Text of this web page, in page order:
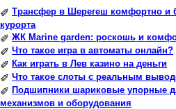
✐ Трансфер в Шерегеш комфортно и
курорта
✐ ЖК Marine garden: роскошь и
✐ Что такое игра в автоматы онлайн?
✐ Как играть в Лев казино на деньги
✐ Что такое слоты с реальным
✐ Подшипники шариковые упорные
механизмов и оборудования